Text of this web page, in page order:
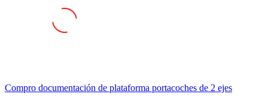
Compro documentación de plataforma portacoches de 2 ejes